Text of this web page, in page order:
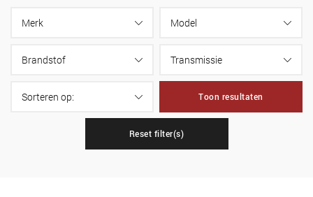
Toon resultaten
Reset filter(s)